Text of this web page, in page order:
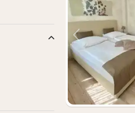
Vorige foto